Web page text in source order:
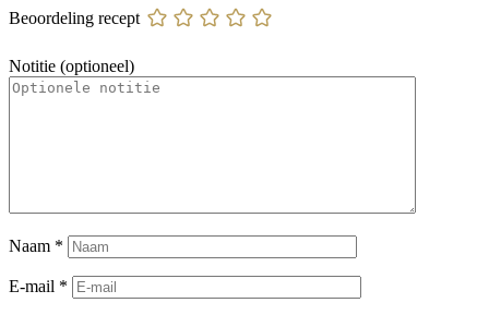
Beoordeling recept
Notitie (optioneel)
Naam *
E-mail *